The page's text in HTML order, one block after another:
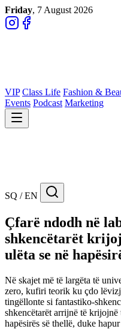
Friday, 7 August 2026
VIP Class Life Fashion &
Events Podcast Marketing
SQ / EN
Çfarë ndodh në
shkencëtarët
ulëta se në
Në skajet më të largëta të
zero, kufiri teorik ku çdo
tingëllonte si fantastiko-
shkencëtarët arrijnë të krijojnë
hapësirës së thellë, duke